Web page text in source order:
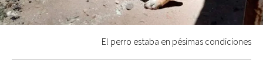
El perro estaba en pésimas condiciones